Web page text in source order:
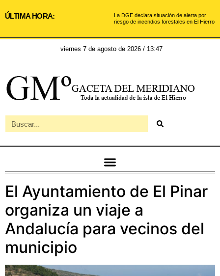
ÚLTIMA HORA:
La DGE declara situación de alerta por
riesgo de incendios forestales en El Hierro
viernes 7 de agosto de 2026 / 13:47
El Ayuntamiento de El Pinar
organiza un viaje a
Andalucía para vecinos del
municipio